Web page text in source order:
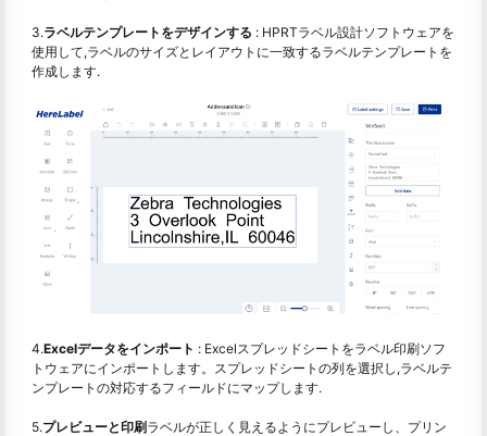
3.ラベルテンプレートをデザインする : HPRTラベル設計ソフトウェアを
使用して,ラベルのサイズとレイアウトに一致するラベルテンプレートを
作成します.
4.Excelデータをインポート : Excelスプレッドシートをラベル印刷ソフ
トウェアにインポートします。スプレッドシートの列を選択し,ラベルテ
ンプレートの対応するフィールドにマップします.
5.プレビューと印刷ラベルが正しく見えるようにプレビューし、プリン